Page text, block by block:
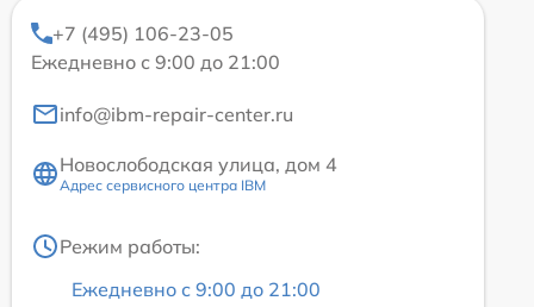
+7 (495) 106-23-05
Ежедневно с 9:00 до 21:00
info@ibm-repair-center.ru
Новослободская улица, дом 4
Адрес сервисного центра IBM
Режим работы:
Ежедневно с 9:00 до 21:00